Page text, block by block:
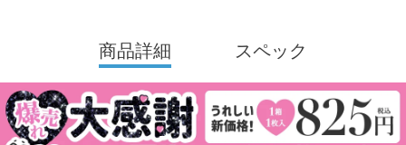
ラーコンタクトレンズブランド。
DIA14.5mmの大きめサイズで「盛れる」というキーワードのも
と、元祖ちゅるんカラコン「キャンマジ3番」や黒コンの代表格
「キャンマジ5番」、定番ギャルカラコンの他に水光デザインや太
商品詳細 スペック